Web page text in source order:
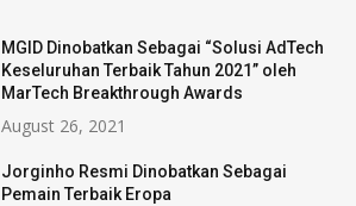
MGID Dinobatkan Sebagai “Solusi AdTech
Keseluruhan Terbaik Tahun 2021” oleh
MarTech Breakthrough Awards
August 26, 2021
Jorginho Resmi Dinobatkan Sebagai
Pemain Terbaik Eropa